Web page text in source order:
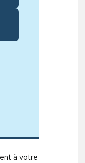
à votre